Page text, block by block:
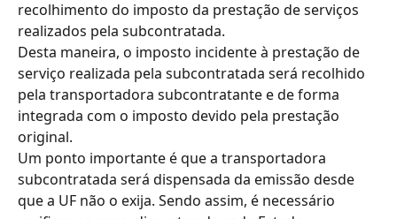
recolhimento do imposto da prestação de serviços
realizados pela subcontratada.
Desta maneira, o imposto incidente à prestação de
serviço realizada pela subcontratada será recolhido
pela transportadora subcontratante e de forma
integrada com o imposto devido pela prestação
original.
Um ponto importante é que a transportadora
subcontratada será dispensada da emissão desde
que a UF não o exija. Sendo assim, é necessário